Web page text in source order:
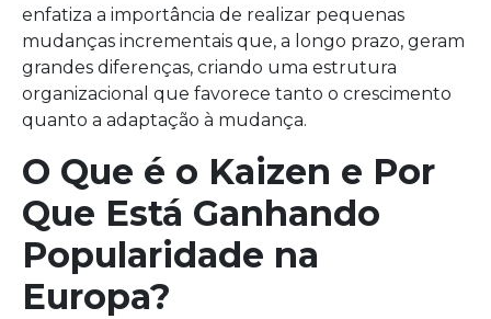
enfatiza a importância de realizar pequenas
mudanças incrementais que, a longo prazo, geram
grandes diferenças, criando uma estrutura
organizacional que favorece tanto o crescimento
quanto a adaptação à mudança.
O Que é o Kaizen e Por
Que Está Ganhando
Popularidade na
Europa?